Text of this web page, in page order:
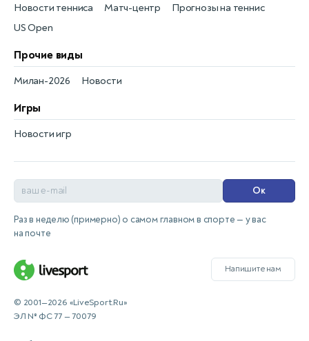
Новости тенниса
Матч-центр
Прогнозы на теннис
US Open
Прочие виды
Новости
Милан-2026
Игры
Новости игр
Ок
Раз в неделю (примерно) о самом главном в спорте — у вас
на почте
Напишите нам
© 2001—2026 «LiveSport.Ru»
ЭЛ № ФС 77 — 70079